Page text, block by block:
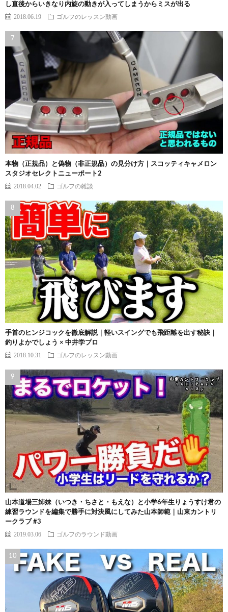
し直後からいきなり内旋の動きが入ってしまうからミスが出る
2018.06.19 ゴルフのレッスン動画
本物（正規品）と偽物（非正規品）の見分け方｜スコッティキャメロン
スタジオセレクトニューポート2
2018.04.02 ゴルフの雑談
手首のヒンジコックを徹底解説｜軽いスイングでも飛距離を出す秘訣｜
釣りよかでしょう × 中井学プロ
2018.10.31 ゴルフのレッスン動画
山本道場三姉妹（いつき・ちさと・もえな）と小学6年生りょうすけ君の
練習ラウンドを編集で勝手に対決風にしてみた山本師範｜山東カントリ
ークラブ #3
2019.03.06 ゴルフのラウンド動画